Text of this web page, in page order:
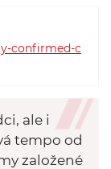
confirmed-c
ale i
tempo od
založené